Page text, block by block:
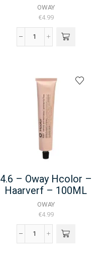
OWAY
€4.99
4.5
-
Haarverf
100ML
aantal
4.6 – Oway Hcolor –
Haarverf – 100ML
OWAY
€4.99
4.6